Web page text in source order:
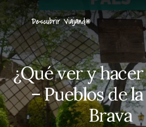
content
¿Qué ver y hacer
– Pueblos de
Brava